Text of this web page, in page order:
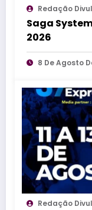
Redação
Saga
2026
8 De Agosto
Redação